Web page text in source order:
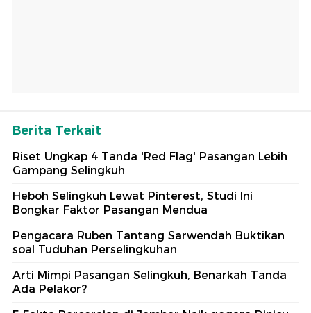
Berita Terkait
Riset Ungkap 4 Tanda 'Red Flag' Pasangan Lebih
Gampang Selingkuh
Heboh Selingkuh Lewat Pinterest, Studi Ini
Bongkar Faktor Pasangan Mendua
Pengacara Ruben Tantang Sarwendah Buktikan
soal Tuduhan Perselingkuhan
Arti Mimpi Pasangan Selingkuh, Benarkah Tanda
Ada Pelakor?